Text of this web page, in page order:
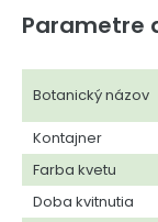
Parametre
Botanický názov
Kontajner
Farba kvetu
Doba kvitnutia